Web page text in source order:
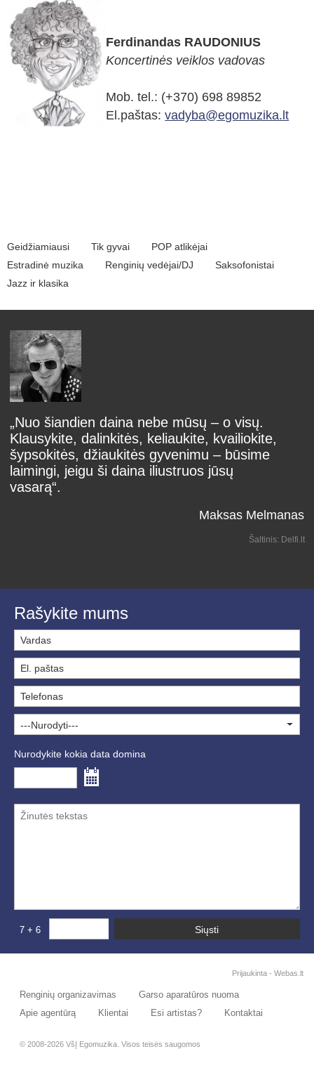
Ferdinandas RAUDONIUS
Koncertinės veiklos vadovas
Mob. tel.: (+370) 698 89852
El.paštas:vadyba@egomuzika.lt
Geidžiamiausi Tik gyvai
POP atlikėjai
Estradinė muzika
Renginių vedėjai/DJ
Saksofonistai
Jazz ir klasika
„Nuo šiandien daina nebe mūsų – o visų.
Klausykite, dalinkitės, keliaukite, kvailiokite,
šypsokitės, džiaukitės gyvenimu – būsime
laimingi, jeigu ši daina iliustruos jūsų
vasarą“.
Maksas Melmanas
Šaltinis: Delfi.lt
Rašykite mums
---Nurodyti---
Nurodykite kokia data domina
Prijaukinta - Webas.lt
Renginių organizavimas
Garso aparatūros nuoma
Apie agentūrą
Klientai Esi artistas? Kontaktai
© 2008-2026 VšĮ Egomuzika. Visos teisės saugomos